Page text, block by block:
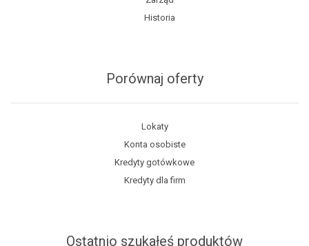
Historia
Porównaj oferty
Lokaty
Konta osobiste
Kredyty gotówkowe
Kredyty dla firm
Ostatnio szukałeś produktów